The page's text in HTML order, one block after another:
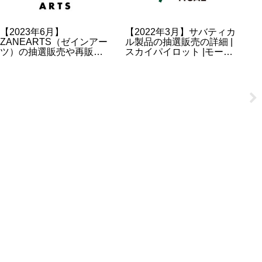
【2023年6月】
ZANEARTS（ゼインアー
ツ）の抽選販売や再販に
【2022年3月】サバティカ
ル製品の抽選販売の詳細 |
スカイパイロット |モーニ